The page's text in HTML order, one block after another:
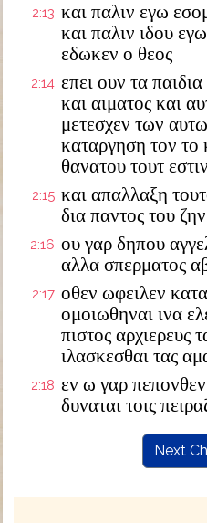
2:13 και παλιν εγω
και παλιν ιδου
εδωκεν ο θεος
2:14 επει ουν τα
και αιματος και
μετεσχεν των
καταργηση τον το
θανατου τουτ
2:15 και απαλλαξη
δια παντος του
2:16 ου γαρ δηπου
αλλα σπερματος
2:17 οθεν ωφειλεν
ομοιωθηναι ινα
πιστος αρχιερευς
ιλασκεσθαι τας
2:18 εν ω γαρ πεπονθεν
δυναται τοις
Next